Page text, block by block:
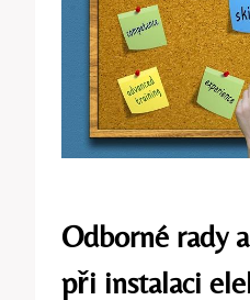
Odborné rady
při instalaci